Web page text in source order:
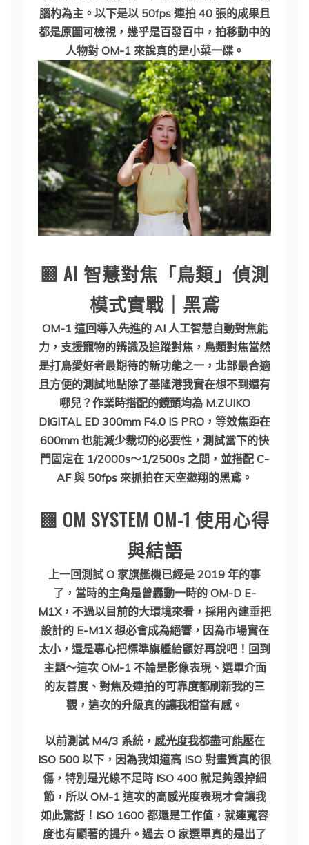
腦杓為主。以下是以 50fps 連拍 40 張的成果且
都是原圖可檢視，幾乎是百發百中，拍移動中的
人物對 OM-1 來說真的是小菜一碟。
▩ AI 智慧對焦「鳥類」偵測
模式實戰｜黑鳶
OM-1 這回導入先進的 AI 人工智慧自動對焦能
力，支援寵物的辨識及追蹤對焦，鳥類對焦當然
是打鳥愛好者最期待的新功能之一，北部最合適
且方便的測試地點除了基隆港我實在想不到還有
哪兒？作業時搭配的鏡頭均為 M.ZUIKO
DIGITAL ED 300mm F4.0 IS PRO，等效焦距在
600mm 也能減少裁切的必要性，測試當下的快
門固定在 1/2000s～1/2500s 之間，並搭配 C-
AF 與 50fps 來抓拍在天空遨翔的黑鳶。
▩ OM SYSTEM OM-1 使用心得
與結語
上一回測試 O 家旗艦機已經是 2019 年的事
了，當時的主角是曾轟動一時的 OM-D E-
M1X，不過以目前的大環境來看，採用內建垂把
設計的 E-M1X 想必會成為絕響，因為市場實在
太小，還是專心把標準旗艦給顧好再說吧！回到
主題～這次 OM-1 不論是影像表現、選單介面
的友善度、對焦及連拍的可靠度都刷新我的三
觀，這次的升級真的讓我相當有感。
以前測試 M4/3 系統，感光度我都盡可能壓在
ISO 500 以下，因為我知道高 ISO 對畫質真的很
傷，特別是光線不足時 ISO 400 就足夠毀掉細
節，所以 OM-1 這次的高感光度表現才會讓我
如此驚訝！ISO 1600 都還是工作值，就連寬容
度也有顯著的提升。過去 O 家選單真的是出了